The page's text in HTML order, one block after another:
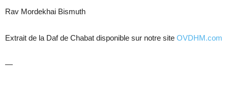
Rav Mordekhai Bismuth
Extrait de la Daf de Chabat disponible sur notre site OVDHM.com
—